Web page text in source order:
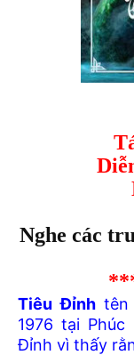
Nghe các
Tiêu Đỉnhtên
1976 tại
Đỉnh vì thấy